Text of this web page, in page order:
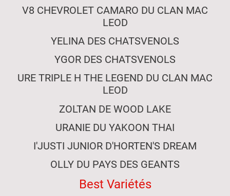
V8 CHEVROLET CAMARO DU CLAN MAC
LEOD
YELINA DES CHATSVENOLS
YGOR DES CHATSVENOLS
URE TRIPLE H THE LEGEND DU CLAN MAC
LEOD
ZOLTAN DE WOOD LAKE
URANIE DU YAKOON THAI
I'JUSTI JUNIOR D'HORTEN'S DREAM
OLLY DU PAYS DES GEANTS
Best Variétés